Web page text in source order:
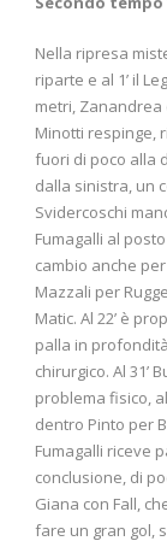
Nella ripresa
riparte e al 1’ il
metri, Zanandrea
Minotti respinge,
fuori di poco alla
dalla sinistra, un
Svidercoschi
Fumagalli al
cambio anche
Mazzali per
Matic. Al 22’ è
palla in
chirurgico. Al 31’
problema fisico,
dentro Pinto per
Fumagalli riceve
conclusione, di
Giana con Fall,
fare un gran gol,